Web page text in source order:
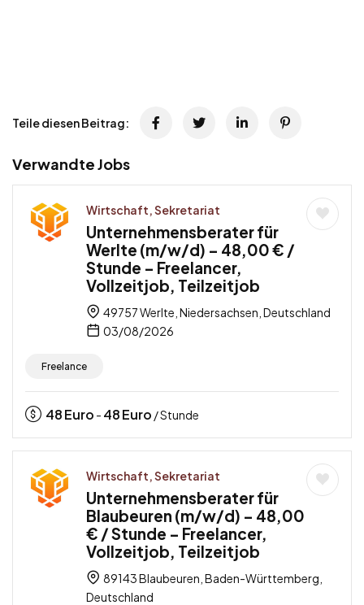
Teile diesen Beitrag:
Verwandte Jobs
Wirtschaft, Sekretariat
Unternehmensberater für
Werlte (m/w/d) – 48,00 € /
Stunde – Freelancer,
Vollzeitjob, Teilzeitjob
49757 Werlte, Niedersachsen, Deutschland
03/08/2026
Freelance
48Euro - 48Euro / Stunde
Wirtschaft, Sekretariat
Unternehmensberater für
Blaubeuren (m/w/d) – 48,00
€ / Stunde – Freelancer,
Vollzeitjob, Teilzeitjob
89143 Blaubeuren, Baden-Württemberg,
Deutschland